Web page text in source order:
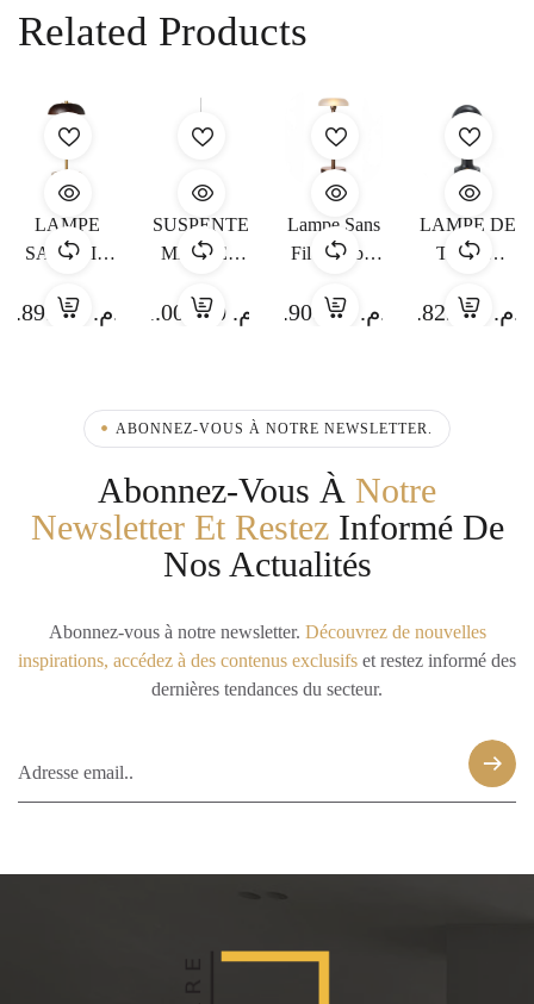
Related Products
LAMPE
SANS FIL
BOLACHA
د.م.
SUSPENTE
MARSET
د.م.
Lampe Sans
Fil Humble
Frost
د.م.
LAMPE DE
TABLE
NEOZ د.م.
ABONNEZ-VOUS À NOTRE NEWSLETTER.
Abonnez-Vous À Notre
Newsletter Et RestezInformé De
Nos Actualités
Abonnez-vous à notre newsletter. Découvrez de nouvelles
inspirations, accédez à des contenus exclusifs et restez informé des
dernières tendances du secteur.